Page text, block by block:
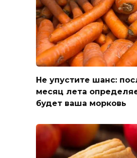
Не упустите шанс:
месяц лета
будет ваша морковь